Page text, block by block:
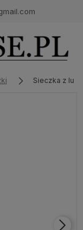
Sieczka z